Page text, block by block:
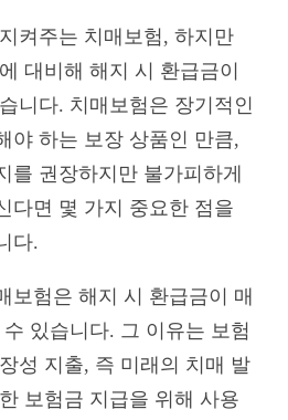
켜주는 치매보험, 하지만
대비해 해지 시 환급금이
니다. 치매보험은 장기적인
야 하는 보장 상품인 만큼,
를 권장하지만 불가피하게
다면 몇 가지 중요한 점을
다.
보험은 해지 시 환급금이 매
있습니다. 그 이유는 보험
성 지출, 즉 미래의 치매 발
보험금 지급을 위해 사용